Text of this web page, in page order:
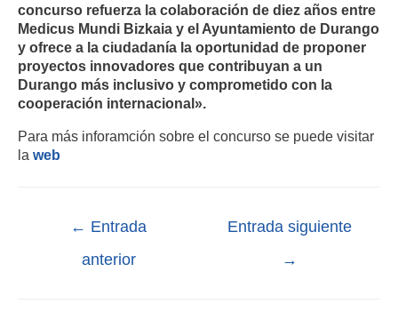
concurso refuerza la colaboración de diez años entre
Medicus Mundi Bizkaia y el Ayuntamiento de Durango
y ofrece a la ciudadanía la oportunidad de proponer
proyectos innovadores que contribuyan a un
Durango más inclusivo y comprometido con la
cooperación internacional».
Para más inforamción sobre el concurso se puede visitar
la web
← Entrada
anterior
Entrada siguiente
→